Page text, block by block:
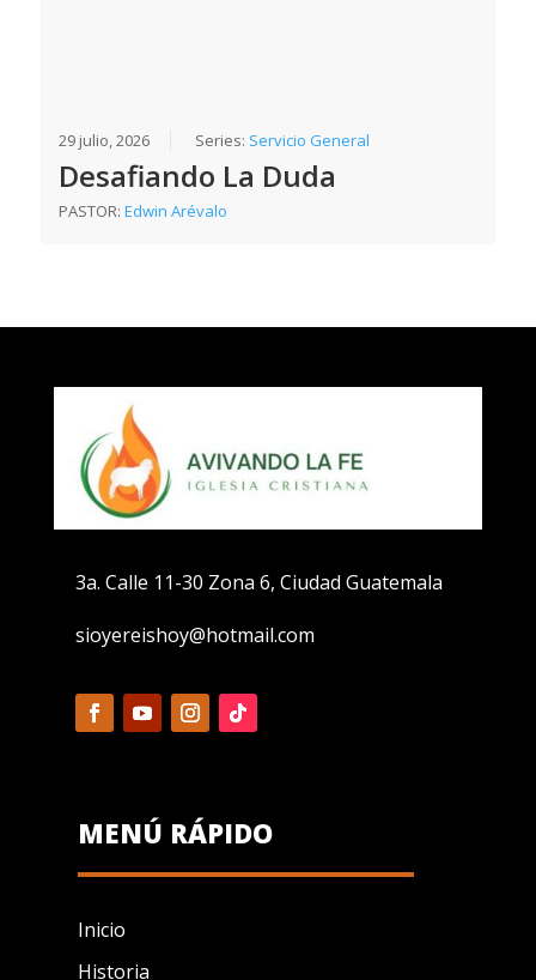
29 julio, 2026 Series: Servicio General
Desafiando La Duda
PASTOR:Edwin Arévalo
3a. Calle 11-30 Zona 6, Ciudad Guatemala
sioyereishoy@hotmail.com
MENÚ RÁPIDO
Inicio
Historia